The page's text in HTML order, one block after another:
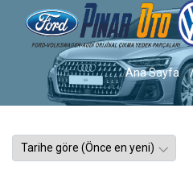
Ana Sayfa